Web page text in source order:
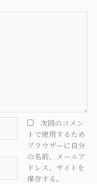
次回のコメン
トで使用するため
ブラウザーに自分
の名前、メールア
ドレス、サイトを
保存する。